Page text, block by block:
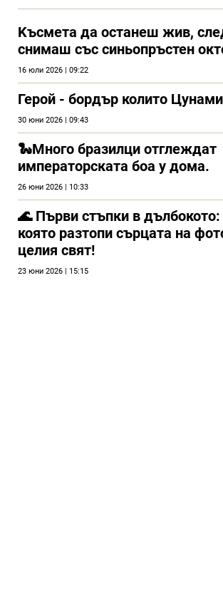
Kъсмета да останеш жив,
снимаш със синьопръстен
16 юли 2026 | 09:22
Герой - бордър колито Цунами
30 юни 2026 | 09:43
🐍Много бразилци отглеждат
императорската боа у дома.
26 юни 2026 | 10:33
🌊 Първи стъпки в
която разтопи сърцата на
целия свят!
23 юни 2026 | 15:15